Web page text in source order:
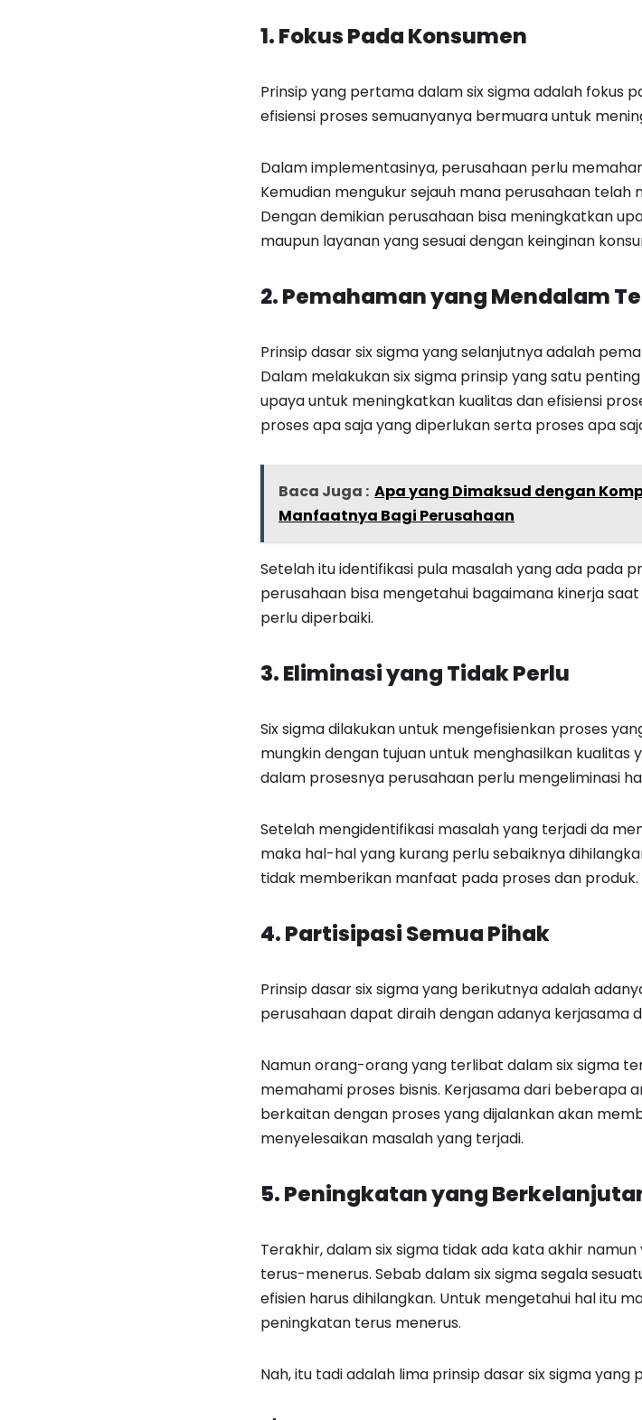
1. Fokus Pada Konsumen
Prinsip yang pertama dalam six sigma adalah fokus
efisiensi proses semuanyanya bermuara untuk
Dalam implementasinya, perusahaan perlu
Kemudian mengukur sejauh mana perusahaan
Dengan demikian perusahaan bisa meningkatkan
maupun layanan yang sesuai dengan keinginan
2. Pemahaman yang Mendalam
Prinsip dasar six sigma yang selanjutnya adalah
Dalam melakukan six sigma prinsip yang satu
upaya untuk meningkatkan kualitas dan efisiensi
proses apa saja yang diperlukan serta proses apa
Baca Juga : Apa yang Dimaksud dengan
Manfaatnya Bagi Perusahaan
Setelah itu identifikasi pula masalah yang ada pada
perusahaan bisa mengetahui bagaimana kinerja
perlu diperbaiki.
3. Eliminasi yang Tidak Perlu
Six sigma dilakukan untuk mengefisienkan proses
mungkin dengan tujuan untuk menghasilkan
dalam prosesnya perusahaan perlu mengeliminasi
Setelah mengidentifikasi masalah yang terjadi da
maka hal-hal yang kurang perlu sebaiknya
tidak memberikan manfaat pada proses dan produk.
4. Partisipasi Semua Pihak
Prinsip dasar six sigma yang berikutnya adalah
perusahaan dapat diraih dengan adanya kerjasama
Namun orang-orang yang terlibat dalam six sigma
memahami proses bisnis. Kerjasama dari beberapa
berkaitan dengan proses yang dijalankan akan
menyelesaikan masalah yang terjadi.
5. Peningkatan yang
Terakhir, dalam six sigma tidak ada kata akhir
terus-menerus. Sebab dalam six sigma segala
efisien harus dihilangkan. Untuk mengetahui hal itu
peningkatan terus menerus.
Nah, itu tadi adalah lima prinsip dasar six sigma